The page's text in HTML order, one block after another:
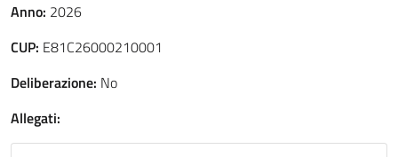
Anno: 2026
CUP: E81C26000210001
Deliberazione: No
Allegati: